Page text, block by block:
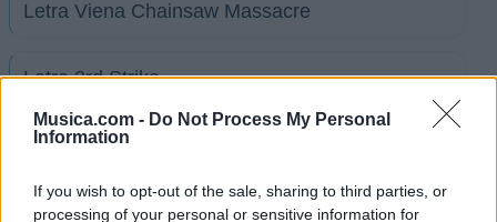
Musica.com - Do Not Process My Personal
Information
If you wish to opt-out of the sale, sharing to third parties, or
processing of your personal or sensitive information for
Letra Viena Chainsaw Massacre
Letra 3rd Strike
Letra All The Time
+ Letras de 3 Feet Smaller